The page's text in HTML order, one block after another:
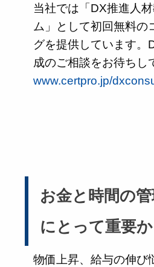
当社では「DX推進人
ム」として初回無料の
グを提供しています。
成のご相談をお待ちし
www.certpro.jp/
お金と時間の
にとって重要か
物価上昇、給与の伸び